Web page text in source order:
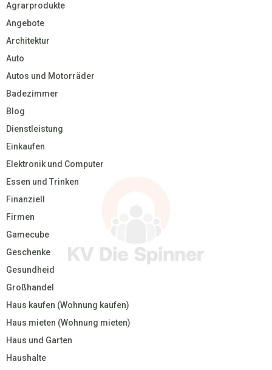
Agrarprodukte
Angebote
Architektur
Auto
Autos und Motorräder
Badezimmer
Blog
Dienstleistung
Einkaufen
Elektronik und Computer
Essen und Trinken
Finanziell
Firmen
Gamecube
Geschenke
Gesundheid
Großhandel
Haus kaufen (Wohnung kaufen)
Haus mieten (Wohnung mieten)
Haus und Garten
Haushalte